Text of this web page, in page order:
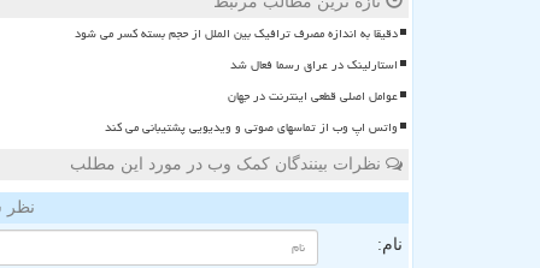
دقیقا به اندازه مصرف ترافیک بین الملل از حجم بسته کسر می شود
استارلینک در عراق رسما فعال شد
عوامل اصلی قطعی اینترنت در جهان
واتس اپ وب از تماسهای صوتی و ویدیویی پشتیبانی می کند
نظرات بینندگان کمک وب در مورد این مطلب
نظر
نام: